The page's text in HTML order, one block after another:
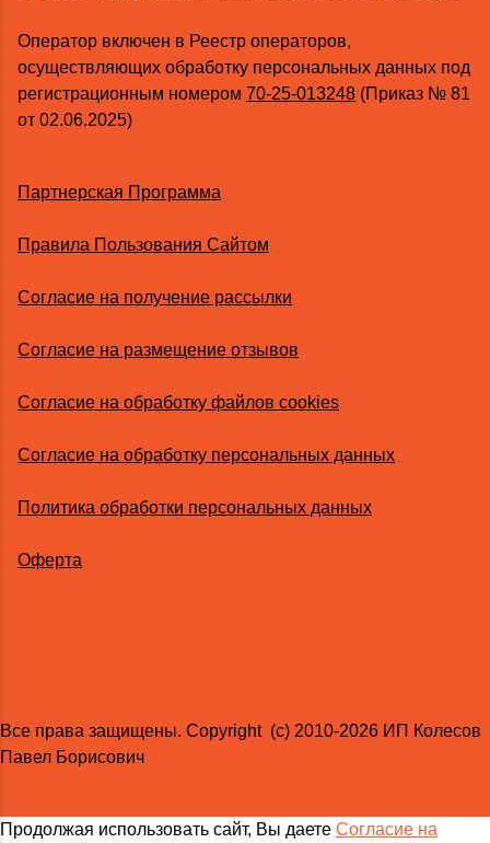
Оператор включен в Реестр операторов,
осуществляющих обработку персональных данных под
регистрационным номером 70-25-013248 (Приказ № 81
от 02.06.2025)
Партнерская Программа
Правила Пользования Сайтом
Согласие на получение рассылки
Согласие на размещение отзывов
Согласие на обработку файлов cookies
Согласие на обработку персональных данных
Политика обработки персональных данных
Оферта
Все права защищены. Copyright (с) 2010-2026 ИП Колесов
Павел Борисович
Продолжая использовать сайт, Вы даете Согласие на